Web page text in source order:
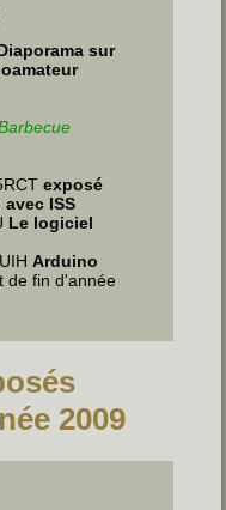
sur
exposé
ISS
Le logiciel
Arduino
de fin d'année
2009